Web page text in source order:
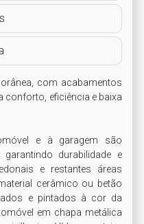
com acabamentos
conforto, eficiência e baixa
e à garagem são
durabilidade e
e restantes áreas
cerâmico ou betão
e pintados à cor da
em chapa metálica